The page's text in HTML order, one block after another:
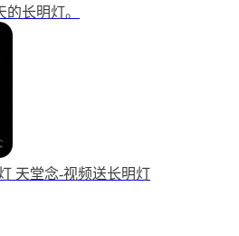
长明灯。
天堂念-视频送长明灯